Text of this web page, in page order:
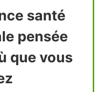
santé
pensée
que vous